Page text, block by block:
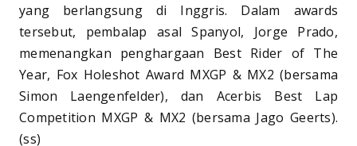
yang berlangsung di Inggris. Dalam awards
tersebut, pembalap asal Spanyol, Jorge Prado,
memenangkan penghargaan Best Rider of The
Year, Fox Holeshot Award MXGP & MX2 (bersama
Simon Laengenfelder), dan Acerbis Best Lap
Competition MXGP & MX2 (bersama Jago Geerts).
(ss)